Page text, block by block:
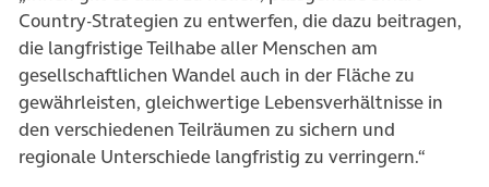
Country-Strategien zu entwerfen, die dazu beitragen,
die langfristige Teilhabe aller Menschen am
gesellschaftlichen Wandel auch in der Fläche zu
gewährleisten, gleichwertige Lebensverhältnisse in
den verschiedenen Teilräumen zu sichern und
regionale Unterschiede langfristig zu verringern.“